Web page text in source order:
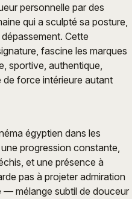
personnelle par des
qui a sculpté sa posture,
Cette
fascine les marques
sportive, authentique,
force intérieure autant
égyptien dans les
progression constante,
et une présence à
pas à projeter admiration
— mélange subtil de douceur